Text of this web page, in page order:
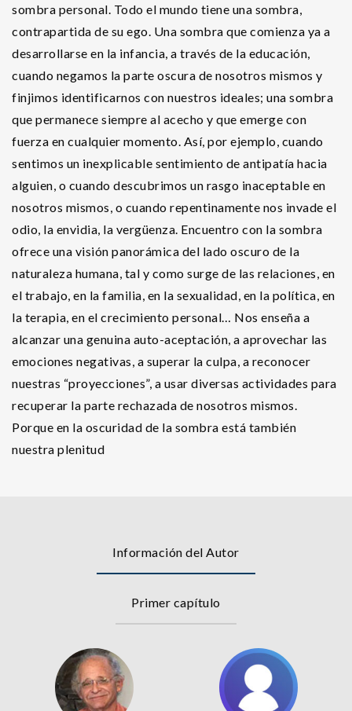
sombra personal. Todo el mundo tiene una sombra,
contrapartida de su ego. Una sombra que comienza ya a
desarrollarse en la infancia, a través de la educación,
cuando negamos la parte oscura de nosotros mismos y
finjimos identificarnos con nuestros ideales; una sombra
que permanece siempre al acecho y que emerge con
fuerza en cualquier momento. Así, por ejemplo, cuando
sentimos un inexplicable sentimiento de antipatía hacia
alguien, o cuando descubrimos un rasgo inaceptable en
nosotros mismos, o cuando repentinamente nos invade el
odio, la envidia, la vergüenza. Encuentro con la sombra
ofrece una visión panorámica del lado oscuro de la
naturaleza humana, tal y como surge de las relaciones, en
el trabajo, en la familia, en la sexualidad, en la política, en
la terapia, en el crecimiento personal… Nos enseña a
alcanzar una genuina auto-aceptación, a aprovechar las
emociones negativas, a superar la culpa, a reconocer
nuestras “proyecciones”, a usar diversas actividades para
recuperar la parte rechazada de nosotros mismos.
Porque en la oscuridad de la sombra está también
nuestra plenitud
Información del Autor
Primer capítulo